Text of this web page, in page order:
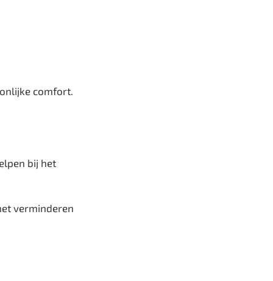
comfort.
bij het
verminderen